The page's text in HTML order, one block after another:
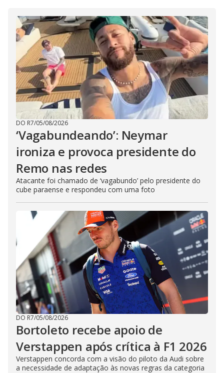
DO R7/05/08/2026
‘Vagabundeando’: Neymar
ironiza e provoca presidente do
Remo nas redes
Atacante foi chamado de ‘vagabundo’ pelo presidente do
cube paraense e respondeu com uma foto
DO R7/05/08/2026
Bortoleto recebe apoio de
Verstappen após crítica à F1 2026
Verstappen concorda com a visão do piloto da Audi sobre
a necessidade de adaptação às novas regras da categoria